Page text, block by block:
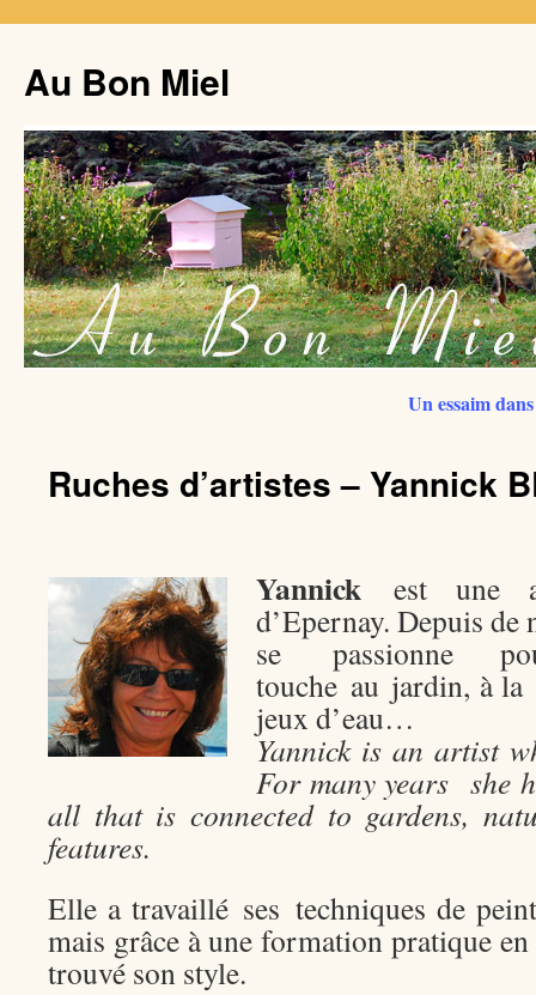
Au Bon Miel
Un essaim
Ruches d’artistes – Yannick
Yannick est une
d’Epernay. Depuis de
se passionne
touche au jardin, à la
jeux d’eau…
Yannick is an artist
For many years she
all that is connected to gardens,
features.
Elle a travaillé ses techniques de
mais grâce à une formation pratique
trouvé son style.